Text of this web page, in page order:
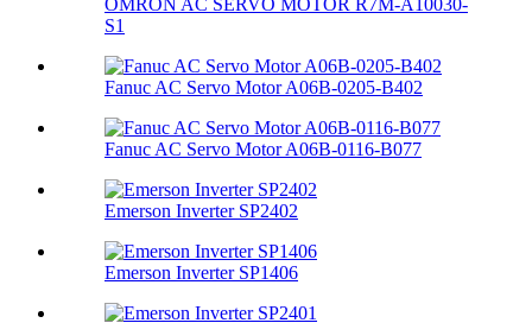
OMRON AC SERVO MOTOR R7M-A10030-
S1
Fanuc AC Servo Motor A06B-0205-B402
Fanuc AC Servo Motor A06B-0116-B077
Emerson Inverter SP2402
Emerson Inverter SP1406